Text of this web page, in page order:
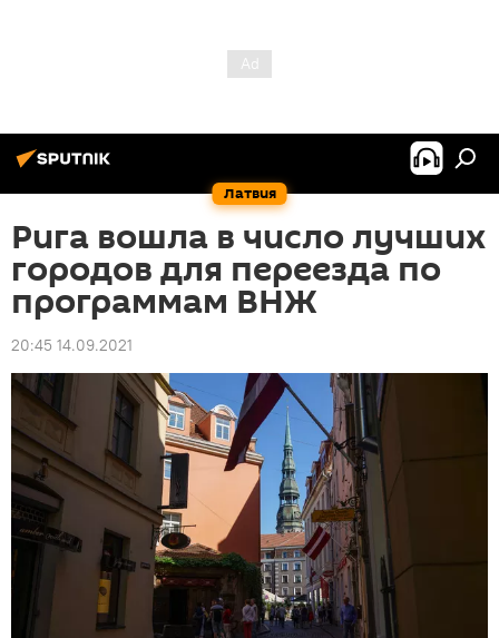
Латвия
Рига вошла в число лучших
городов для переезда по
программам ВНЖ
20:45 14.09.2021